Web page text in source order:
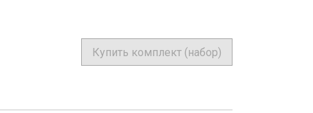
Купить комплект (набор)